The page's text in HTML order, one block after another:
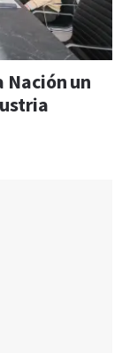
Nación un